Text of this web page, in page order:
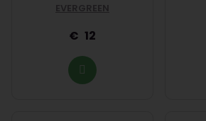
EVERGREEN
12